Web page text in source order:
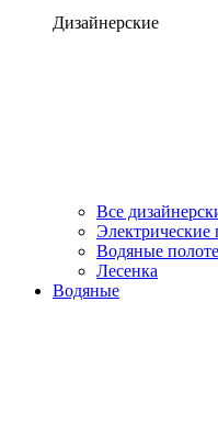
Дизайнерские
Все
Электрические
Водяные
Лесенка
Водяные